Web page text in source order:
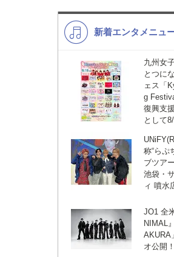
K-POP 演歌・
洋楽
VTuber ディズ
新着エンタメニュ
九州女
とつに
ェス「
g
復興支
として
称“らぷ
ブツア
池袋・
ィ 噴水
JO1 全
NIMAL
AKURA
オ公開！